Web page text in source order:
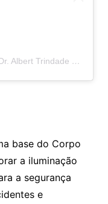
Uma publicação compartilhada por Dr. Albert Trindade ????CRO/AM-9302 (@dr.albertrindade)
base do Corpo
a iluminação
a segurança
e